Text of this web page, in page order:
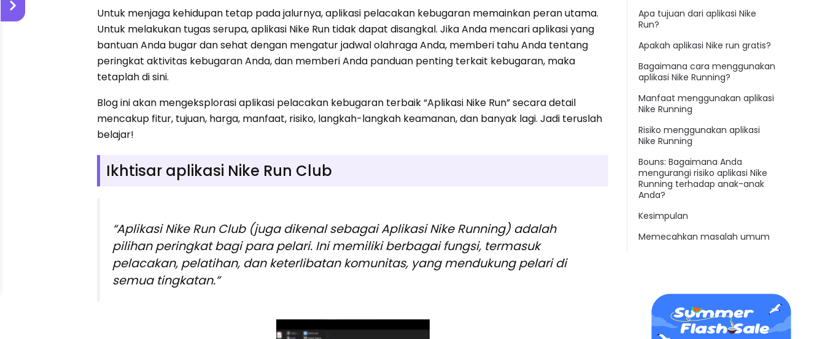
Untuk menjaga kehidupan tetap pada jalurnya, aplikasi pelacakan kebugaran memainkan peran utama.
Untuk melakukan tugas serupa, aplikasi Nike Run tidak dapat disangkal. Jika Anda mencari aplikasi yang
bantuan Anda bugar dan sehat dengan mengatur jadwal olahraga Anda, memberi tahu Anda tentang
peringkat aktivitas kebugaran Anda, dan memberi Anda panduan penting terkait kebugaran, maka
tetaplah di sini.
Blog ini akan mengeksplorasi aplikasi pelacakan kebugaran terbaik “Aplikasi Nike Run” secara detail
mencakup fitur, tujuan, harga, manfaat, risiko, langkah-langkah keamanan, dan banyak lagi. Jadi teruslah
belajar!
Ikhtisar aplikasi Nike Run Club
“Aplikasi Nike Run Club (juga dikenal sebagai Aplikasi Nike Running) adalah
pilihan peringkat bagi para pelari. Ini memiliki berbagai fungsi, termasuk
pelacakan, pelatihan, dan keterlibatan komunitas, yang mendukung pelari di
semua tingkatan.”
Apa tujuan dari aplikasi Nike
Run?
Apakah aplikasi Nike run gratis?
Bagaimana cara menggunakan
aplikasi Nike Running?
Manfaat menggunakan aplikasi
Nike Running
Risiko menggunakan aplikasi
Nike Running
Bouns: Bagaimana Anda
mengurangi risiko aplikasi Nike
Running terhadap anak-anak
Anda?
Kesimpulan
Memecahkan masalah umum